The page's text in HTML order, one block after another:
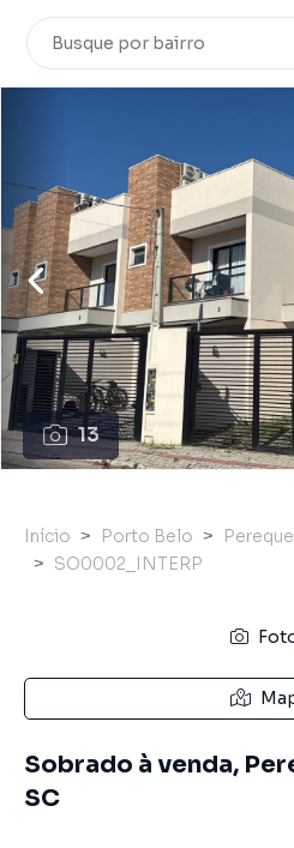
13
Início Porto Belo Pereque
SO0002_INTERP
Sobrado à venda,
SC